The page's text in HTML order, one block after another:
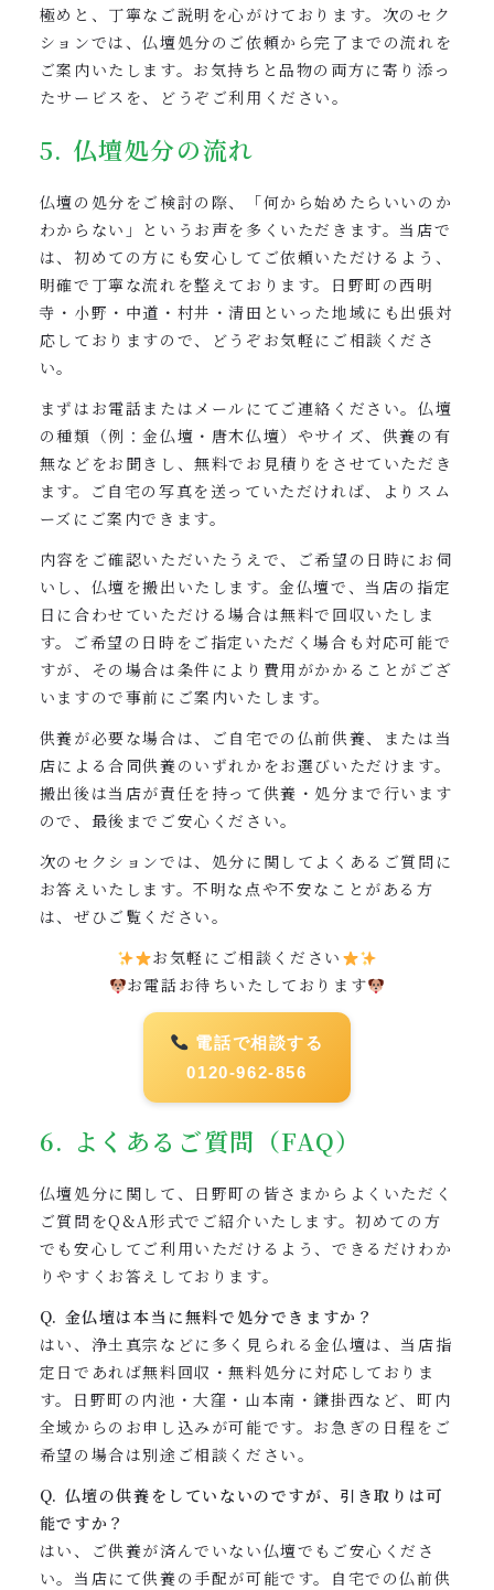
極めと、丁寧なご説明を心がけております。次のセク
ションでは、仏壇処分のご依頼から完了までの流れを
ご案内いたします。お気持ちと品物の両方に寄り添っ
たサービスを、どうぞご利用ください。
5. 仏壇処分の流れ
仏壇の処分をご検討の際、「何から始めたらいいのか
わからない」というお声を多くいただきます。当店で
は、初めての方にも安心してご依頼いただけるよう、
明確で丁寧な流れを整えております。日野町の西明
寺・小野・中道・村井・清田といった地域にも出張対
応しておりますので、どうぞお気軽にご相談くださ
い。
まずはお電話またはメールにてご連絡ください。仏壇
の種類（例：金仏壇・唐木仏壇）やサイズ、供養の有
無などをお聞きし、無料でお見積りをさせていただき
ます。ご自宅の写真を送っていただければ、よりスム
ーズにご案内できます。
内容をご確認いただいたうえで、ご希望の日時にお伺
いし、仏壇を搬出いたします。金仏壇で、当店の指定
日に合わせていただける場合は無料で回収いたしま
す。ご希望の日時をご指定いただく場合も対応可能で
すが、その場合は条件により費用がかかることがござ
いますので事前にご案内いたします。
供養が必要な場合は、ご自宅での仏前供養、または当
店による合同供養のいずれかをお選びいただけます。
搬出後は当店が責任を持って供養・処分まで行います
ので、最後までご安心ください。
次のセクションでは、処分に関してよくあるご質問に
お答えいたします。不明な点や不安なことがある方
は、ぜひご覧ください。
お気軽にご相談ください
お電話お待ちいたしております
電話で相談する
0120-962-856
6. よくあるご質問（FAQ）
仏壇処分に関して、日野町の皆さまからよくいただく
ご質問をQ&A形式でご紹介いたします。初めての方
でも安心してご利用いただけるよう、できるだけわか
りやすくお答えしております。
Q. 金仏壇は本当に無料で処分できますか？
はい、浄土真宗などに多く見られる金仏壇は、当店指
定日であれば無料回収・無料処分に対応しておりま
す。日野町の内池・大窪・山本南・鎌掛西など、町内
全域からのお申し込みが可能です。お急ぎの日程をご
希望の場合は別途ご相談ください。
Q. 仏壇の供養をしていないのですが、引き取りは可
能ですか？
はい、ご供養が済んでいない仏壇でもご安心くださ
い。当店にて供養の手配が可能です。自宅での仏前供